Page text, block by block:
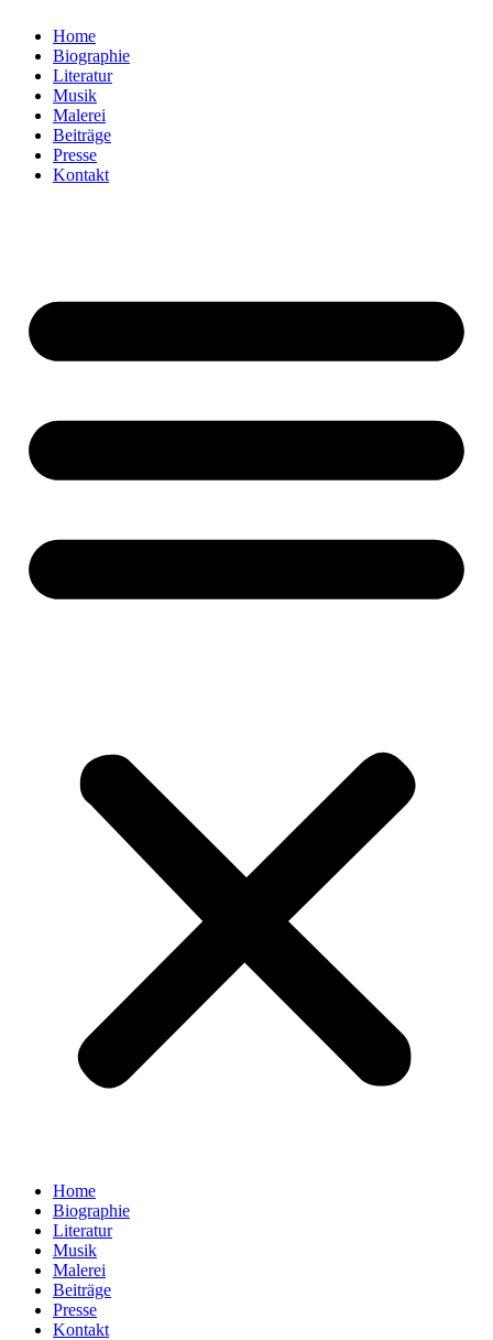
Home
Biographie
Literatur
Musik
Malerei
Beiträge
Presse
Kontakt
Home
Biographie
Literatur
Musik
Malerei
Beiträge
Presse
Kontakt